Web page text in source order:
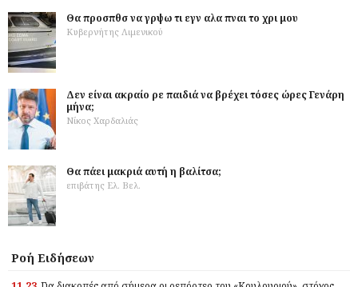
Θα προσπθσ να γρψω τι εγν αλα πναι το χρι μου
Κυβερνήτης Λιμενικού
Δεν είναι ακραίο ρε παιδιά να βρέχει τόσες ώρες Γενάρη
μήνα;
Νίκος Χαρδαλιάς
Θα πάει μακριά αυτή η βαλίτσα;
επιβάτης Ελ. Βελ.
Ροή Ειδήσεων